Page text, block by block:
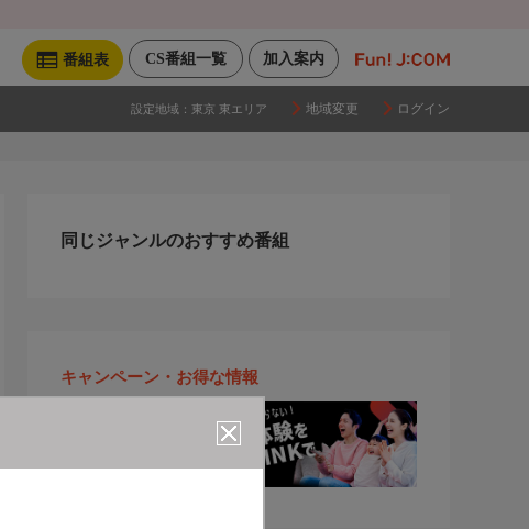
加入案内
CS番組一覧
番組表
設定地域： 東京 東エリア 地域変更 ログイン
同じジャンルのおすすめ番組
キャンペーン・お得な情報